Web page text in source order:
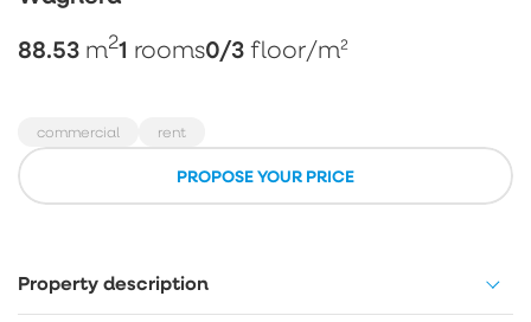
88.53 m21 rooms0/3 floor/m²
commercial rent
PROPOSE YOUR PRICE
Property description